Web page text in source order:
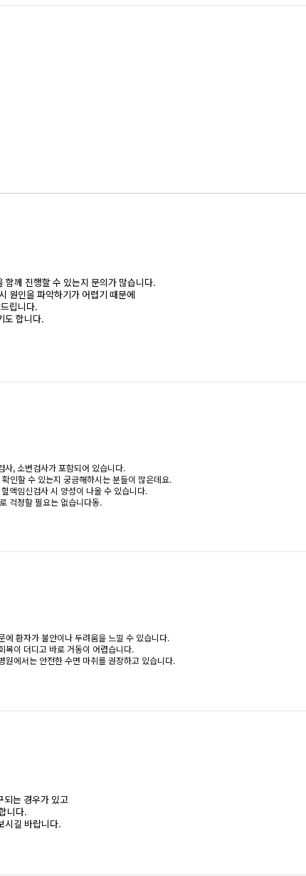
께 진행할 수 있는지 문의가 많습니다.
원인을 파악하기가 어렵기 때문에
립니다.
도 합니다.
사, 소변검사가 포함되어 있습니다.
인할 수 있는지 궁금해하시는 분들이 많은데요.
액임신검사 시 양성이 나올 수 있습니다.
걱정할 필요는 없습니다동.
환자가 불안이나 두려움을 느낄 수 있습니다.
복이 더디고 바로 거동이 어렵습니다.
에서는 안전한 수면 마취를 권장하고 있습니다.
되는 경우가 있고
니다.
시길 바랍니다.